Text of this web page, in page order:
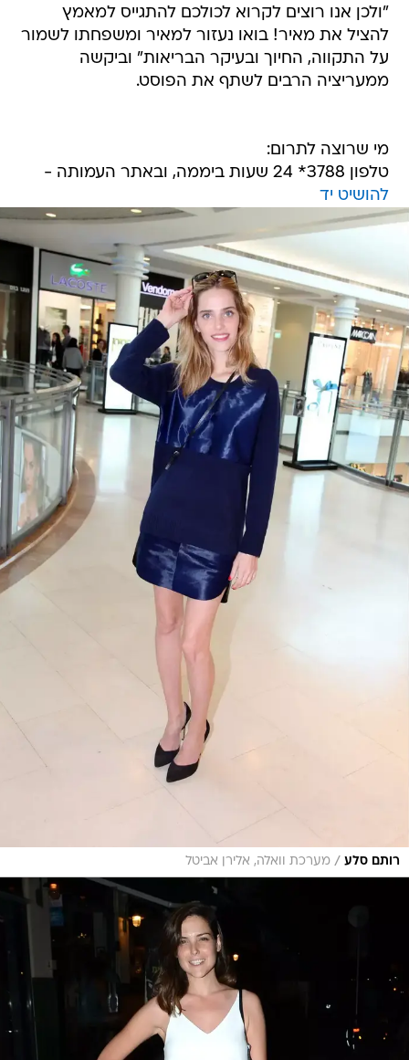
"ולכן אנו רוצים לקרוא לכולכם להתגייס למאמץ
להציל את מאיר! בואו נעזור למאיר ומשפחתו לשמור
על התקווה, החיוך ובעיקר הבריאות" וביקשה
ממעריציה הרבים לשתף את הפוסט.
מי שרוצה לתרום:
טלפון 3788* 24 שעות ביממה, ובאתר העמותה -
להושיט יד
רותם סלע / מערכת וואלה, אלירן אביטל